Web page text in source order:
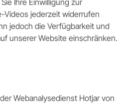
Ihre Einwilligung zur
Videos jederzeit widerrufen
jedoch die Verfügbarkeit und
unserer Website einschränken.
Webanalysedienst Hotjar von